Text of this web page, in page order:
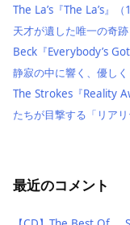
The La’s『The La’s』
天才が遺した唯一の奇跡
Beck『Everybody’s
静寂の中に響く、優し
The Strokes『Reality
たちが目撃する「リア
最近のコメント